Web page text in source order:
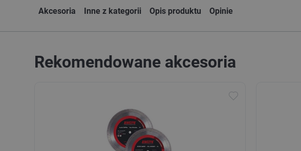
Akcesoria Inne z kategorii Opis produktu Opinie
Rekomendowane akcesoria